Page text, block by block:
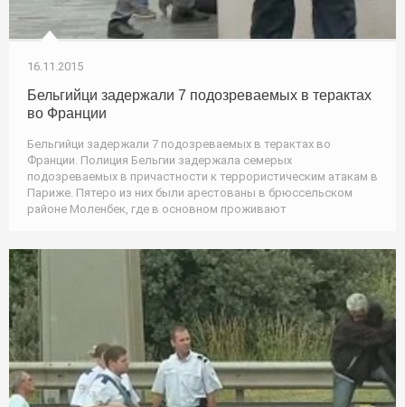
16.11.2015
Бельгийци задержали 7 подозреваемых в терактах
во Франции
Бельгийци задержали 7 подозреваемых в терактах во
Франции. Полиция Бельгии задержала семерых
подозреваемых в причастности к террористическим атакам в
Париже. Пятеро из них были арестованы в брюссельском
районе Моленбек, где в основном проживают